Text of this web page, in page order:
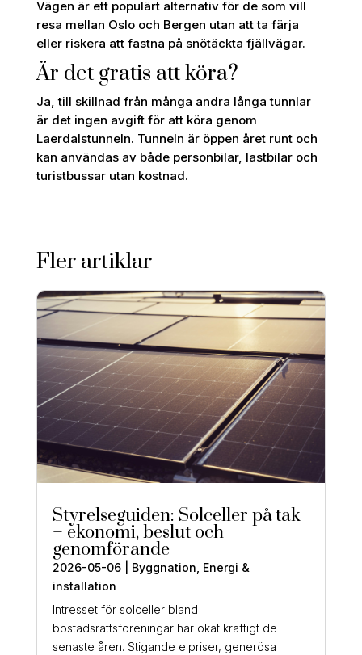
Vägen är ett populärt alternativ för de som vill
resa mellan Oslo och Bergen utan att ta färja
eller riskera att fastna på snötäckta fjällvägar.
Är det gratis att köra?
Ja, till skillnad från många andra långa tunnlar
är det ingen avgift för att köra genom
Laerdalstunneln. Tunneln är öppen året runt och
kan användas av både personbilar, lastbilar och
turistbussar utan kostnad.
Fler artiklar
Styrelseguiden: Solceller på tak
– ekonomi, beslut och
genomförande
2026-05-06| Byggnation Energi &
installation
Intresset för solceller bland
bostadsrättsföreningar har ökat kraftigt de
senaste åren. Stigande elpriser, generösa